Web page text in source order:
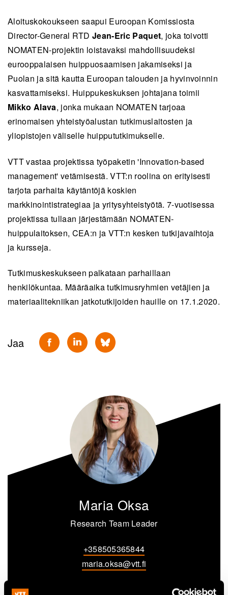
Aloituskokoukseen saapui Euroopan Komissiosta
Director-General RTD Jean-Eric Paquet, joka toivotti
NOMATEN-projektin loistavaksi mahdollisuudeksi
eurooppalaisen huippuosaamisen jakamiseksi ja
Puolan ja sitä kautta Euroopan talouden ja hyvinvoinnin
kasvattamiseksi. Huippukeskuksen johtajana toimii
Mikko Alava, jonka mukaan NOMATEN tarjoaa
erinomaisen yhteistyöalustan tutkimuslaitosten ja
yliopistojen väliselle huippututkimukselle.
VTT vastaa projektissa työpaketin 'Innovation-based
management' vetämisestä. VTT:n roolina on erityisesti
tarjota parhaita käytäntöjä koskien
markkinointistrategiaa ja yritysyhteistyötä. 7-vuotisessa
projektissa tullaan järjestämään NOMATEN-
huippulaitoksen, CEA:n ja VTT:n kesken tutkijavaihtoja
ja kursseja.
Tutkimuskeskukseen palkataan parhaillaan
henkilökuntaa. Määräaika tutkimusryhmien vetäjien ja
materiaalitekniikan jatkotutkijoiden hauille on 17.1.2020.
Jaa
Maria Oksa
Research Team Leader
+358505365844
maria.oksa@vtt.fi